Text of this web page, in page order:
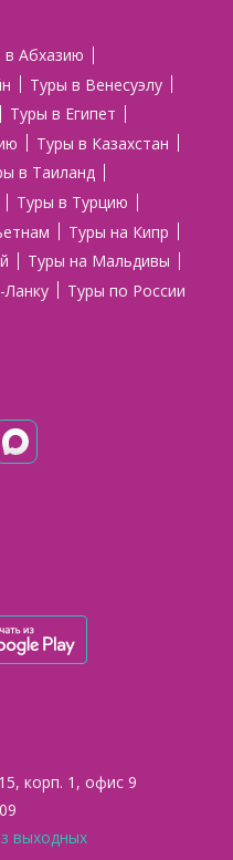
в Абхазию
Туры в Венесуэлу
Туры в Египет
Туры в Казахстан
в Таиланд
Туры в Турцию
Туры на Кипр
Туры на Мальдивы
Туры по России
корп. 1, офис 9
выходных